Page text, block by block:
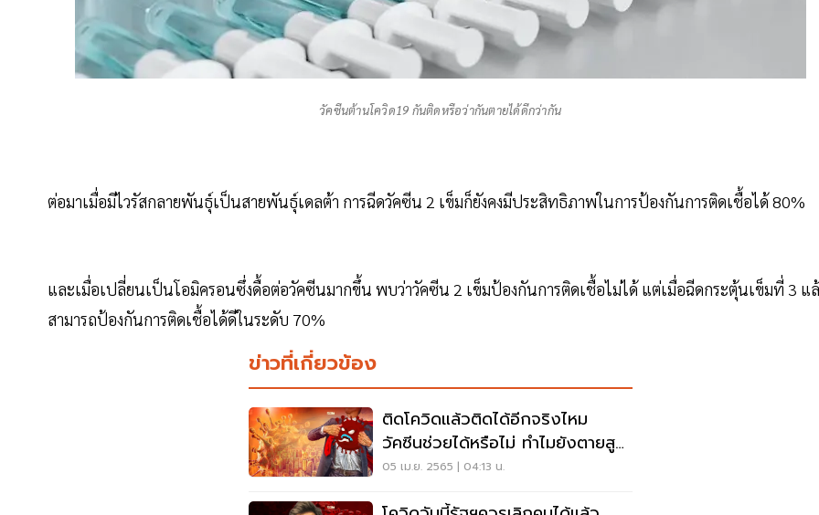
วัคซีนต้านโควิด19 กันติดหรือว่ากันตายได้ดีกว่ากัน
ต่อมาเมื่อมีไวรัสกลายพันธุ์เป็นสายพันธุ์เดลต้า การฉีดวัคซีน 2 เข็มก็ยังคงมีประสิทธิภาพในการป้องกันการติดเชื้อได้ 80%
และเมื่อเปลี่ยนเป็นโอมิครอนซึ่งดื้อต่อวัคซีนมากขึ้น พบว่าวัคซีน 2 เข็มป้องกันการติดเชื้อไม่ได้ แต่เมื่อฉีดกระตุ้นเข็มที่ 3 แ
สามารถป้องกันการติดเชื้อได้ดีในระดับ 70%
ข่าวที่เกี่ยวข้อง
ติดโควิดแล้วติดได้อีกจริงไหม
วัคซีนช่วยได้หรือไม่ ทำไมยังตายสูง
อ่านเลย
05 เม.ย. 2565 | 04:13 น.